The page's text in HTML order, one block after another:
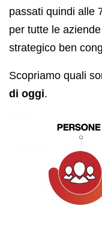
passati quindi alle
per tutte le
strategico ben
Scopriamo quali
di oggi.